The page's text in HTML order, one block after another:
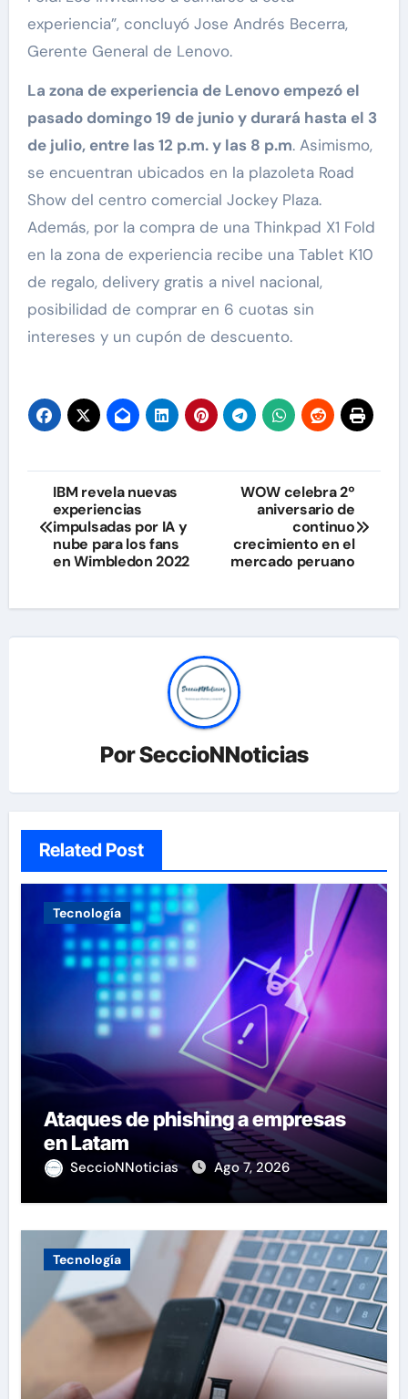
experiencia”, concluyó Jose Andrés Becerra,
Gerente General de Lenovo.
La zona de experiencia de Lenovo empezó el
pasado domingo 19 de junio y durará hasta el 3
de julio, entre las 12 p.m. y las 8 p.m. Asimismo,
se encuentran ubicados en la plazoleta Road
Show del centro comercial Jockey Plaza.
Además, por la compra de una Thinkpad X1 Fold
en la zona de experiencia recibe una Tablet K10
de regalo, delivery gratis a nivel nacional,
posibilidad de comprar en 6 cuotas sin
intereses y un cupón de descuento.
Navegación
de
entradas
IBM revela nuevas
experiencias
impulsadas por IA y
nube para los fans
en Wimbledon 2022
WOW celebra 2º
aniversario de
continuo
crecimiento en el
mercado peruano
PorSeccioNNoticias
Related Post
Tecnología
Ataques de phishing a empresas
en Latam
SeccioNNoticias Ago 7, 2026
Tecnología